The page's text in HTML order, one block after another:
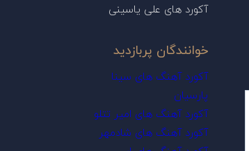
آکورد های علی یاسینی
خوانندگان پربازدید
آکورد آهنگ های سینا
پارسیان
آکورد آهنگ های امیر تتلو
آکورد آهنگ های شادمهر